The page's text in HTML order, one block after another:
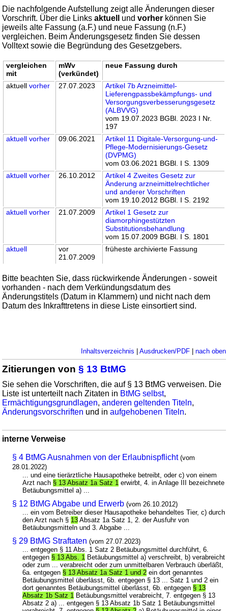
Die nachfolgende Aufstellung zeigt alle Änderungen dieser
Vorschrift. Über die Linksaktuell undvorher können Sie
jeweils alte Fassung (a.F.) und neue Fassung (n.F.)
vergleichen. Beim Änderungsgesetz finden Sie dessen
Volltext sowie die Begründung des Gesetzgebers.
vergleichen
mit
mWv
(verkündet)
neue Fassung durch
aktuellvorher 27.07.2023
Artikel 7b Arzneimittel-
Lieferengpassbekämpfungs- und
Versorgungsverbesserungsgesetz
(ALBVVG)
vom 19.07.2023 BGBl. 2023 I Nr.
197
aktuell vorher 09.06.2021
Artikel 11 Digitale-Versorgung-und-
Pflege-Modernisierungs-Gesetz
(DVPMG)
vom 03.06.2021 BGBl. I S. 1309
aktuell vorher 26.10.2012
Artikel 4 Zweites Gesetz zur
Änderung arzneimittelrechtlicher
und anderer Vorschriften
vom 19.10.2012 BGBl. I S. 2192
aktuell vorher 21.07.2009
Artikel 1 Gesetz zur
diamorphingestützten
Substitutionsbehandlung
vom 15.07.2009 BGBl. I S. 1801
aktuell
vor
21.07.2009
früheste archivierte Fassung
Bitte beachten Sie, dass rückwirkende Änderungen - soweit
vorhanden - nach dem Verkündungsdatum des
Änderungstitels (Datum in Klammern) und nicht nach dem
Datum des Inkrafttretens in diese Liste einsortiert sind.
Inhaltsverzeichnis Ausdrucken/PDF| nach oben
Zitierungen von§ 13 BtMG
Sie sehen die Vorschriften, die auf § 13 BtMG verweisen. Die
Liste ist unterteilt nach Zitaten in BtMG selbst,
Ermächtigungsgrundlagen,anderen geltenden Titeln,
Änderungsvorschriften und inaufgehobenen Titeln.
interne Verweise
§ 4 BtMG Ausnahmen von der Erlaubnispflicht (vom
28.01.2022)
... und eine tierärztliche Hausapotheke betreibt, oder c) von einem
Arzt nach § 13 Absatz 1a Satz 1 erwirbt, 4. in Anlage III bezeichnete
Betäubungsmittel a) ...
§ 12 BtMG Abgabe und Erwerb (vom 26.10.2012)
... ein vom Betreiber dieser Hausapotheke behandeltes Tier, c) durch
den Arzt nach § 13 Absatz 1a Satz 1, 2. der Ausfuhr von
Betäubungsmitteln und 3. Abgabe ...
§ 29 BtMG Straftaten (vom 27.07.2023)
... entgegen § 11 Abs. 1 Satz 2 Betäubungsmittel durchführt, 6.
entgegen § 13 Abs. 1 Betäubungsmittel a) verschreibt, b) verabreicht
oder zum ... verabreicht oder zum unmittelbaren Verbrauch überläßt,
6a. entgegen § 13 Absatz 1a Satz 1 und 2 ein dort genanntes
Betäubungsmittel überlässt, 6b. entgegen § 13 ... Satz 1 und 2 ein
dort genanntes Betäubungsmittel überlässt, 6b. entgegen § 13
Absatz 1b Satz 1 Betäubungsmittel verabreicht, 7. entgegen § 13
Absatz 2 a) ... entgegen § 13 Absatz 1b Satz 1 Betäubungsmittel